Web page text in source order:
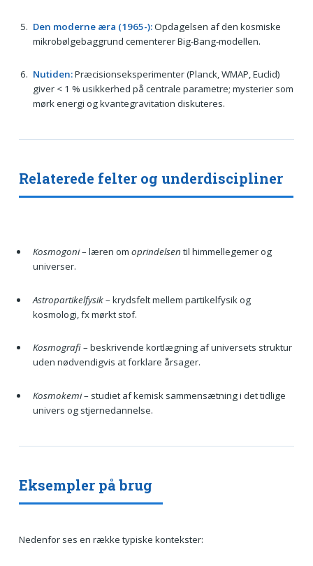
Den moderne æra (1965-):Opdagelsen af den kosmiske
mikrobølgebaggrund cementerer Big-Bang-modellen.
Nutiden:Præcisionseksperimenter (Planck, WMAP, Euclid)
giver < 1 % usikkerhed på centrale parametre; mysterier som
mørk energi og kvantegravitation diskuteres.
Relaterede felter og underdiscipliner
Kosmogoni– læren om oprindelsen til himmellegemer og
universer.
Astropartikelfysik– krydsfelt mellem partikelfysik og
kosmologi, fx mørkt stof.
Kosmografi– beskrivende kortlægning af universets struktur
uden nødvendigvis at forklare årsager.
Kosmokemi– studiet af kemisk sammensætning i det tidlige
univers og stjernedannelse.
Eksempler på brug
Nedenfor ses en række typiske kontekster: